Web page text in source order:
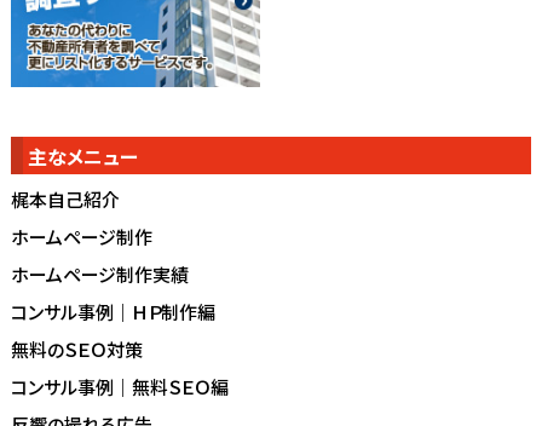
主なメニュー
梶本自己紹介
ホームページ制作
ホームページ制作実績
コンサル事例｜ＨＰ制作編
無料のＳＥＯ対策
コンサル事例｜無料ＳＥＯ編